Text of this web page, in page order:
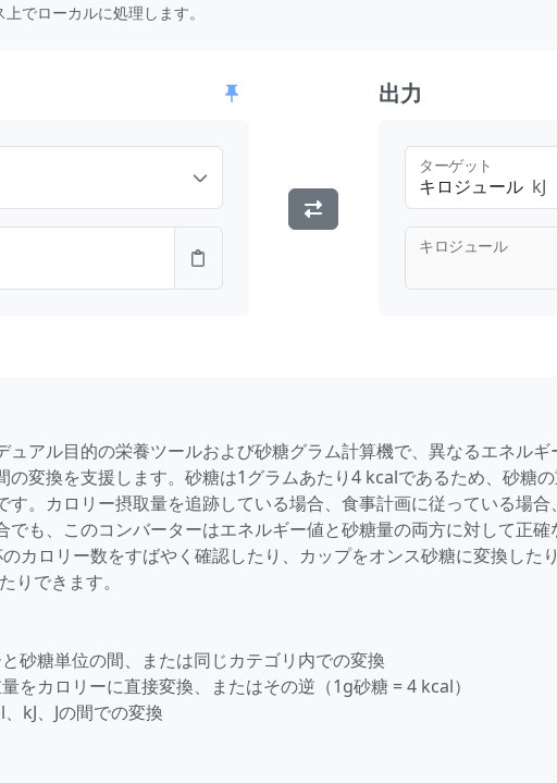
でローカルに処理します。
出力
キロジュール kJ
ターゲット
キロジュール
ュアル目的の栄養ツールおよび砂糖グラム計算機で、異なるエネルギ
の変換を支援します。砂糖は1グラムあたり4 kcalであるため、砂糖
す。カロリー摂取量を追跡している場合、食事計画に従っている場合
でも、このコンバーターはエネルギー値と砂糖量の両方に対して正確
カロリー数をすばやく確認したり、カップをオンス砂糖に変換したり
りできます。
砂糖単位の間、または同じカテゴリ内での変換
をカロリーに直接変換、またはその逆（1g砂糖 = 4 kcal）
kJ、Jの間での変換